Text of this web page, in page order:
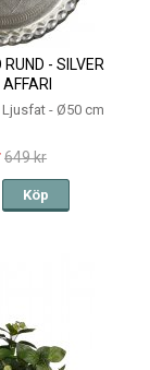
RUND - SILVER
- Ø​50 cm
649 kr
Köp